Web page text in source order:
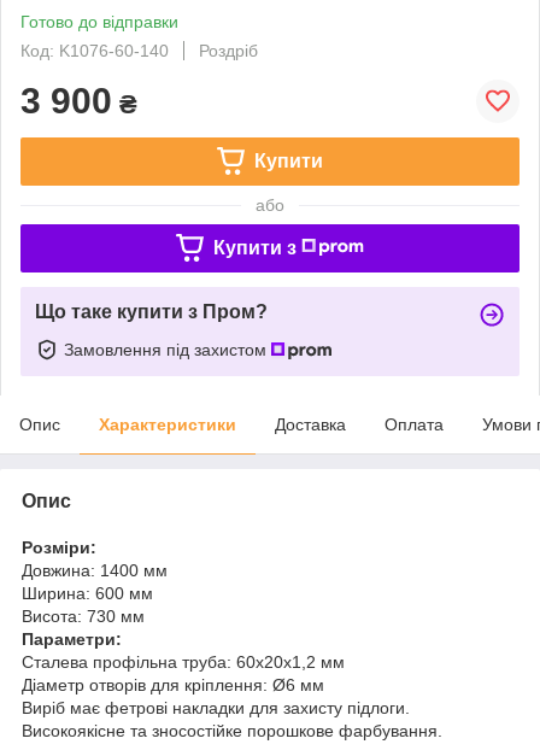
Готово до відправки
Код: K1076-60-140
Роздріб
3 900 ₴
Купити
або
Купити з
Що таке купити з Пром?
Замовлення під захистом
Опис Характеристики Доставка Оплата Умови
Опис
Розміри:
Довжина: 1400 мм
Ширина: 600 мм
Висота: 730 мм
Параметри:
Сталева профільна труба: 60x20x1,2 мм
Діаметр отворів для кріплення: Ø6 мм
Виріб має фетрові накладки для захисту підлоги.
Високоякісне та зносостійке порошкове фарбування.